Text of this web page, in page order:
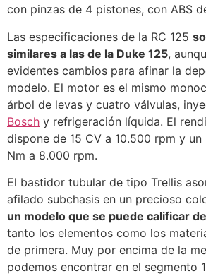
con pinzas de 4 pistones, con ABS
Las especificaciones de la RC 125
similares a las de la Duke 125,
evidentes cambios para afinar la
modelo. El motor es el mismo
árbol de levas y cuatro válvulas,
Bosch y refrigeración líquida. El
dispone de 15 CV a 10.500 rpm y
Nm a 8.000 rpm.
El bastidor tubular de tipo Trellis
afilado subchasis en un precioso
un modelo que se puede calificar
tanto los elementos como los
de primera. Muy por encima de la
podemos encontrar en el segmento